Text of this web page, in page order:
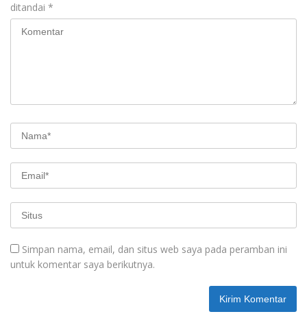
ditandai *
Simpan nama, email, dan situs web saya pada peramban ini
untuk komentar saya berikutnya.